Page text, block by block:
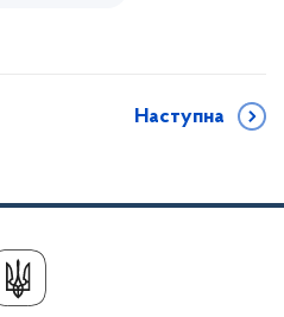
Наступна